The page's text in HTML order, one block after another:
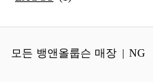
모든 뱅앤올룹슨 매장 NG